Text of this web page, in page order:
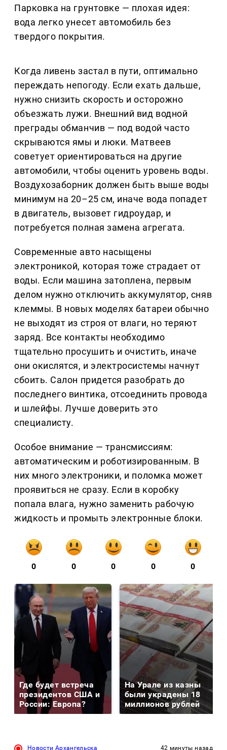
Парковка на грунтовке — плохая идея:
вода легко унесет автомобиль без
твердого покрытия.
Когда ливень застал в пути, оптимально
переждать непогоду. Если ехать дальше,
нужно снизить скорость и осторожно
объезжать лужи. Внешний вид водной
преграды обманчив — под водой часто
скрываются ямы и люки. Матвеев
советует ориентироваться на другие
автомобили, чтобы оценить уровень воды.
Воздухозаборник должен быть выше воды
минимум на 20–25 см, иначе вода попадет
в двигатель, вызовет гидроудар, и
потребуется полная замена агрегата.
Современные авто насыщены
электроникой, которая тоже страдает от
воды. Если машина затоплена, первым
делом нужно отключить аккумулятор, сняв
клеммы. В новых моделях батареи обычно
не выходят из строя от влаги, но теряют
заряд. Все контакты необходимо
тщательно просушить и очистить, иначе
они окислятся, и электросистемы начнут
сбоить. Салон придется разобрать до
последнего винтика, отсоединить провода
и шлейфы. Лучше доверить это
специалисту.
Особое внимание — трансмиссиям:
автоматическим и роботизированным. В
них много электроники, и поломка может
проявиться не сразу. Если в коробку
попала влага, нужно заменить рабочую
жидкость и промыть электронные блоки.
0 0 0 0 0
Где будет встреча
президентов США и
России: Европа?
На Урале из казны
были украдены 18
миллионов рублей
Новости Архангельска 42 минуты назад